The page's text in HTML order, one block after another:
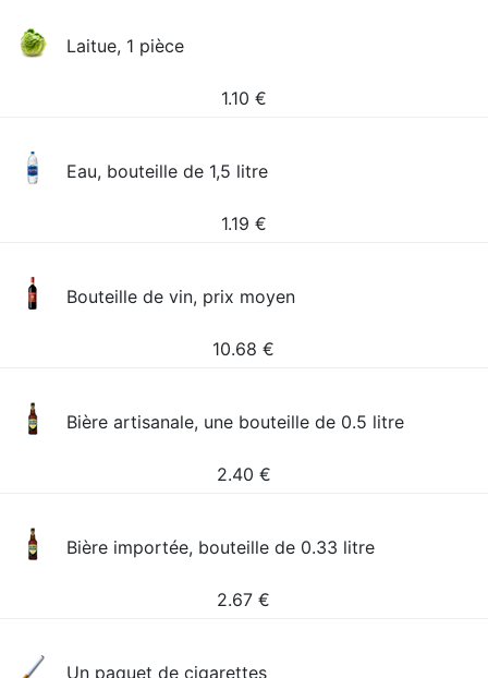
Laitue, 1 pièce
1.10 €
Eau, bouteille de 1,5 litre
1.19 €
Bouteille de vin, prix moyen
10.68 €
Bière artisanale, une bouteille de 0.5 litre
2.40 €
Bière importée, bouteille de 0.33 litre
2.67 €
Un paquet de cigarettes